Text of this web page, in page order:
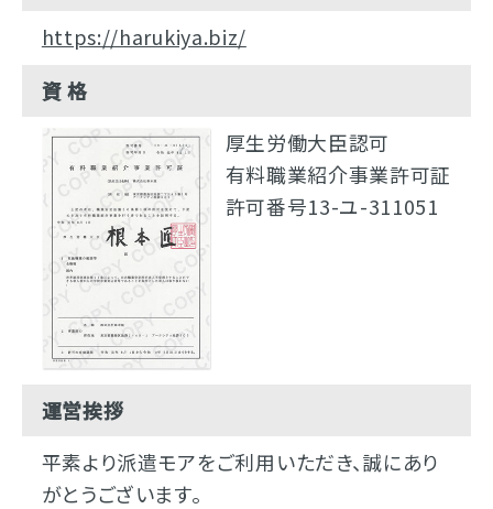
https://harukiya.biz/
資 格
厚生労働大臣認可
有料職業紹介事業許可証
許可番号13-ユ-311051
運営挨拶
平素より派遣モアをご利用いただき、誠にあり
がとうございます。